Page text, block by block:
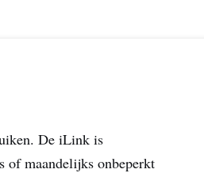
De iLink is
of maandelijks onbeperkt